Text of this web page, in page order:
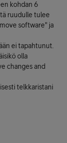
kohdan 6
ruudulle tulee
software" ja
ei tapahtunut.
olla
changes and
telkkaristani